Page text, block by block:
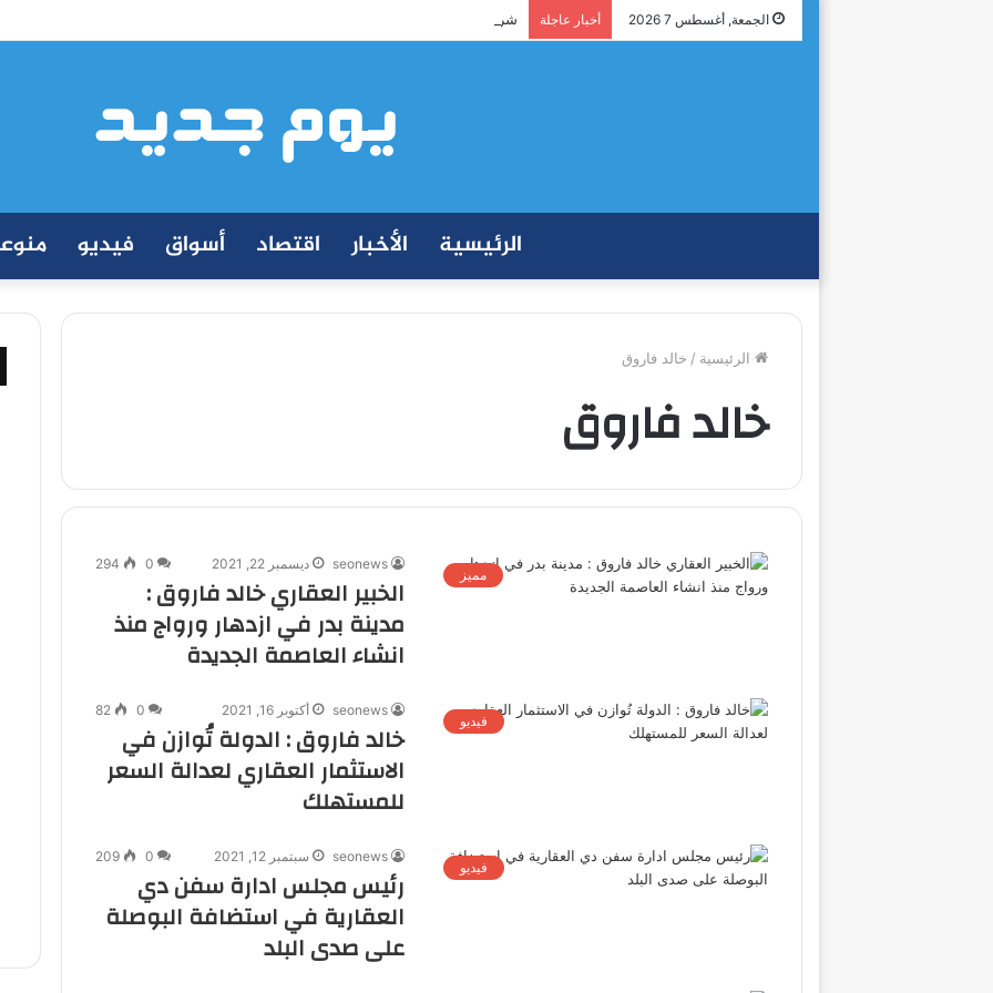
الجمعة, أغسطس 7 2026 أخبار عاجلة شراكة إيجي تاورز مع بلدينا.. قيمة مضافة تعزز نجاح المشروعات
الرئيسية الأخبار اقتصاد أسواق فيديو
الرئيسية / خالد فاروق
خالد فاروق
مميز
seonews ديسمبر 22, 2021 0
294
الخبير العقاري خالد فاروق :
مدينة بدر في ازدهار ورواج منذ
انشاء العاصمة الجديدة
فيديو
seonews أكتوبر 16, 2021 0
82
خالد فاروق : الدولة تُوازن في
الاستثمار العقاري لعدالة السعر
للمستهلك
فيديو
seonews سبتمبر 12, 2021 0
209
رئيس مجلس ادارة سفن دي
العقارية في استضافة البوصلة
على صدى البلد